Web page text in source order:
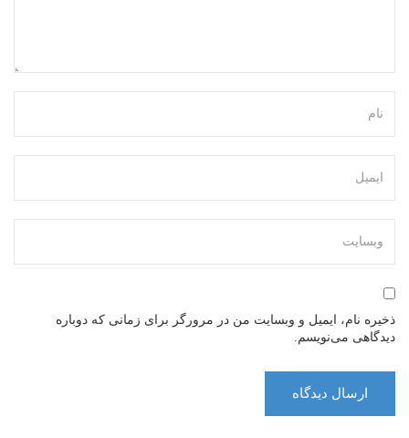
ذخیره نام، ایمیل و وبسایت من در مرورگر برای زمانی که دوباره
دیدگاهی می‌نویسم.